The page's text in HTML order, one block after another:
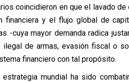
coincidieron en que el lavado
financiera y el flujo global de
-cuya mayor demanda radica
de armas, evasión fiscal o
financiero con tal propósito.
estrategia mundial ha sido